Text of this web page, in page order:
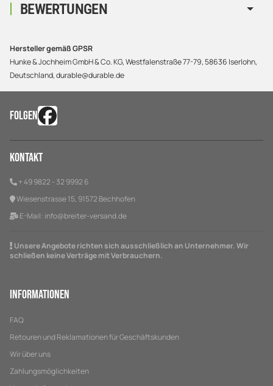
BEWERTUNGEN
Hersteller gemäß GPSR
Hunke & Jochheim GmbH & Co. KG, Westfalenstraße 77-79, 58636 Iserlohn,
Deutschland, durable@durable.de
FOLGEN
Kontakt
+ 49 9822 - 32 9992 6
Wiesenstrasse 15, 91572 Bechhofen
E-Mail: info@breiter-versand.de
Unsere Angebote richten sich ausschließlich an Unternehmer. Wir
schließen keine Verträge mit Verbrauchern.
Informationen
FAQ
Retouren und Reklamationen für Geschäftskunden
Wir über uns
Zahlungsmöglichkeiten